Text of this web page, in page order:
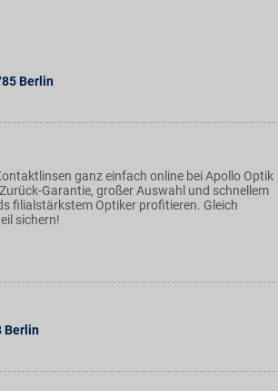
Berlin
ganz einfach online bei Apollo Optik
Garantie, großer Auswahl und schnellem
filialstärkstem Optiker profitieren. Gleich
sichern!
Berlin